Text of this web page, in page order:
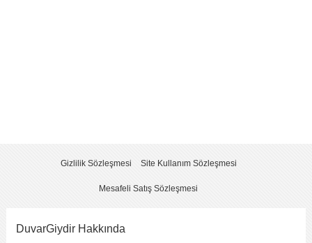
Gizlilik Sözleşmesi Site Kullanım Sözleşmesi
Mesafeli Satış Sözleşmesi
DuvarGiydir Hakkında